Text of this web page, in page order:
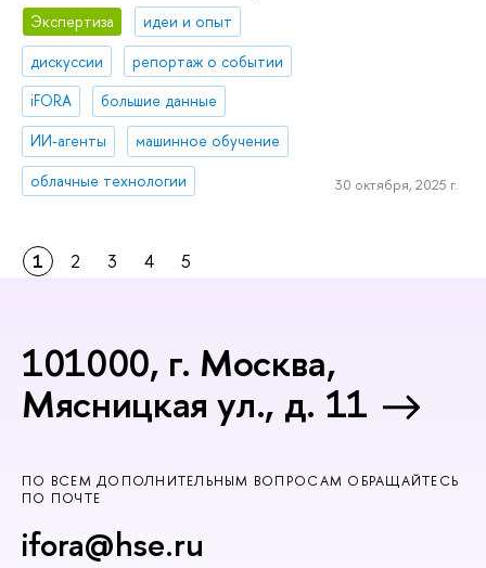
Экспертиза
идеи и опыт
дискуссии
репортаж о событии
iFORA
большие данные
ИИ-агенты
машинное обучение
облачные технологии
30 октября, 2025 г.
1 2 3 4 5
101000, г. Москва,
Мясницкая ул., д. 11
ПО ВСЕМ ДОПОЛНИТЕЛЬНЫМ ВОПРОСАМ ОБРАЩАЙТЕСЬ
ПО ПОЧТЕ
ifora@hse.ru